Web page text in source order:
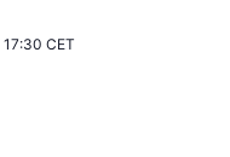
17:30 CET